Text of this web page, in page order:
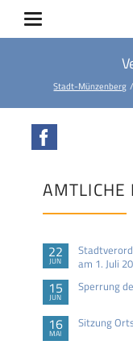
Stadt-Münzenberg
AMTLICHE
22
JUN
am 1. Juli
15
JUN
Sperrung
16
MAI
Sitzung